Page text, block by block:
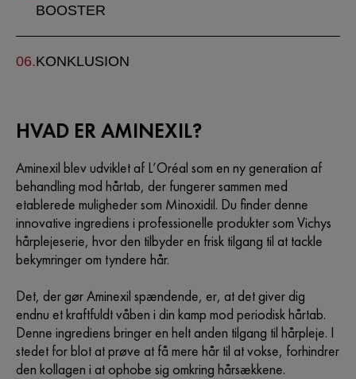
BOOSTER
KONKLUSION
HVAD ER AMINEXIL?
Aminexil blev udviklet af L’Oréal som en ny generation af
behandling mod hårtab, der fungerer sammen med
etablerede muligheder som Minoxidil. Du finder denne
innovative ingrediens i professionelle produkter som Vichys
hårplejeserie, hvor den tilbyder en frisk tilgang til at tackle
bekymringer om tyndere hår.
Det, der gør Aminexil spændende, er, at det giver dig
endnu et kraftfuldt våben i din kamp mod periodisk hårtab.
Denne ingrediens bringer en helt anden tilgang til hårpleje. I
stedet for blot at prøve at få mere hår til at vokse, forhindrer
den kollagen i at ophobe sig omkring hårsækkene.